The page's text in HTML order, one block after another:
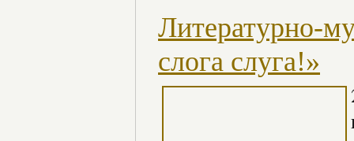
Литературно-
слога слуга!»